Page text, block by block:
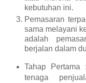
kebutuhan ini.
Pemasaran
sama melayani
adalah
berjalan dalam
Tahap Pertama
tenaga